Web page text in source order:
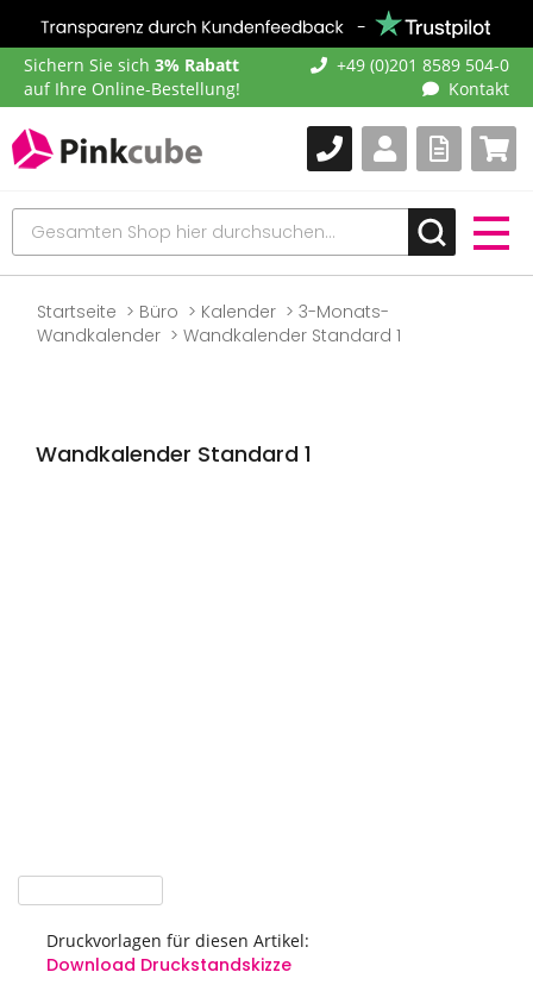
Sichern Sie sich 3% Rabatt
auf Ihre Online-Bestellung!
+49 (0)201 8589 504-0
Kontakt
Startseite Büro Kalender
3-Monats-
Wandkalender
Wandkalender Standard 1
Wandkalender Standard 1
Druckvorlagen für diesen Artikel:
Download Druckstandskizze